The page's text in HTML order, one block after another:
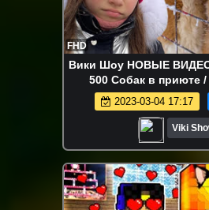
FHD
Вики Шоу НОВЫЕ
500 Собак в приюте
2023-03-04 17:17
Viki